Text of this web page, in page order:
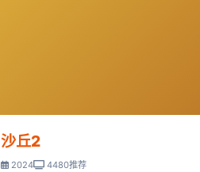
沙丘2
2024 4480推荐